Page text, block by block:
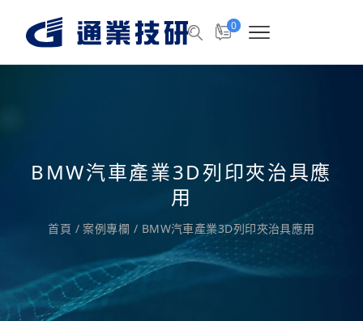
0
BMW汽車產業3D列印夾治具應
用
首頁 / 案例專欄 / BMW汽車產業3D列印夾治具應用